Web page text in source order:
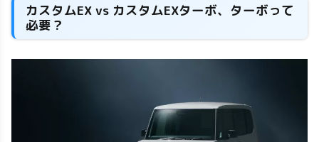
カスタムEX vs カスタムEXターボ、ターボって
必要？